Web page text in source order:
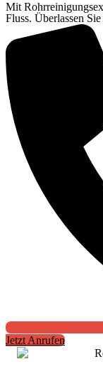
Mit
Fluss. Überlassen
Jetzt Anrufen